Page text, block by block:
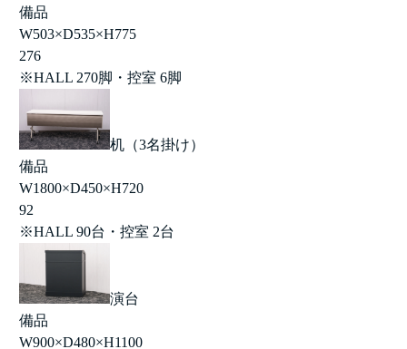
備品
W503×D535×H775
276
※HALL 270脚・控室 6脚
机（3名掛け）
備品
W1800×D450×H720
92
※HALL 90台・控室 2台
演台
備品
W900×D480×H1100